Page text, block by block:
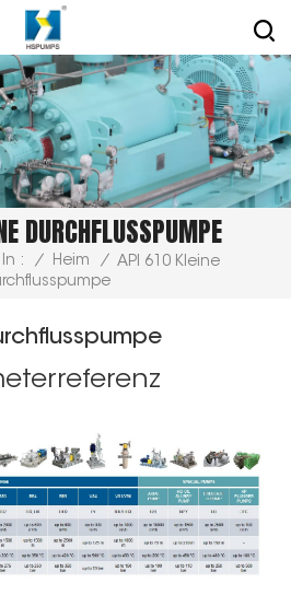
DURCHFLUSSPUMPE
: / Heim /
API 610 Kleine